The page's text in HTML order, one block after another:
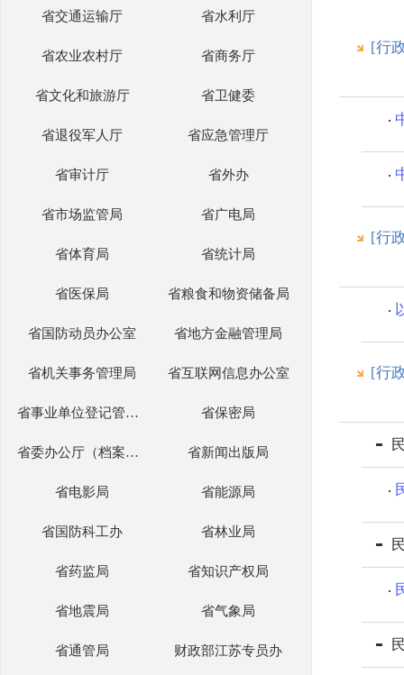
省交通运输厅 省水利厅
省农业农村厅 省商务厅
省文化和旅游厅 省卫健委
省退役军人厅 省应急管理厅
省审计厅 省外办
省市场监管局 省广电局
省体育局 省统计局
省医保局 省粮食和物资储备局
省国防动员办公室 省地方金融管理局
省机关事务管理局 省互联网信息办公室
省事业单位登记管理部门 省保密局
省委办公厅（档案局） 省新闻出版局
省电影局 省能源局
省国防科工办 省林业局
省药监局 省知识产权局
省地震局 省气象局
省通管局 财政部江苏专员办
[行
[行
[行